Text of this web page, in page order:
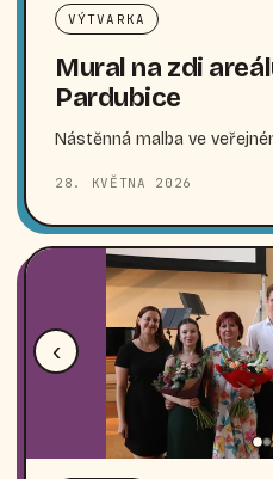
VÝTVARKA
Mural na zdi
Pardubice
Nástěnná malba ve
28. KVĚTNA 2026
‹